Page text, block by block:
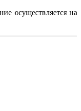
осуществляется на